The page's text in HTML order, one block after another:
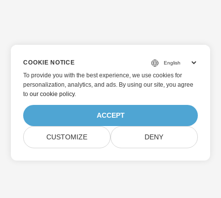
COOKIE NOTICE
To provide you with the best experience, we use cookies for
personalization, analytics, and ads. By using our site, you agree
toour cookie policy.
ACCEPT
CUSTOMIZE DENY